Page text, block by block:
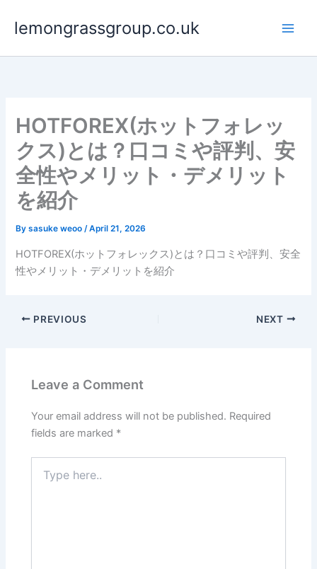
lemongrassgroup.co.uk
HOTFOREX(ホットフォレッ
クス)とは？口コミや評判、安
全性やメリット・デメリット
を紹介
Bysasuke weoo/April 21, 2026
HOTFOREX(ホットフォレックス)とは？口コミや評判、安全
性やメリット・デメリットを紹介
PREVIOUS NEXT
Leave a Comment
Your email address will not be published. Required
fields are marked *
here..